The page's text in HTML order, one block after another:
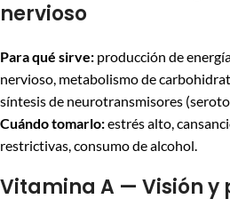
nervioso
Para qué sirve: producción de
nervioso, metabolismo de
síntesis de neurotransmisores
Cuándo tomarlo:estrés alto,
restrictivas, consumo de alcohol.
Vitamina A — Visión y